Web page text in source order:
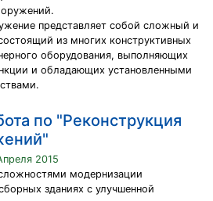
представляет собой сложный и
из многих конструктивных
оборудования, выполняющих
и обладающих установленными
по "Реконструкция
2015
модернизации
зданиях с улучшенной